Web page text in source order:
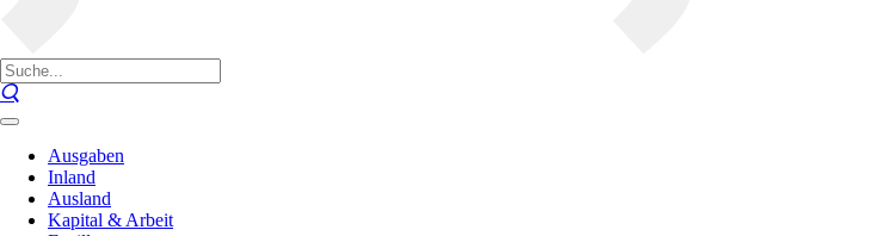
Ausgaben
Inland
Ausland
Kapital & Arbeit